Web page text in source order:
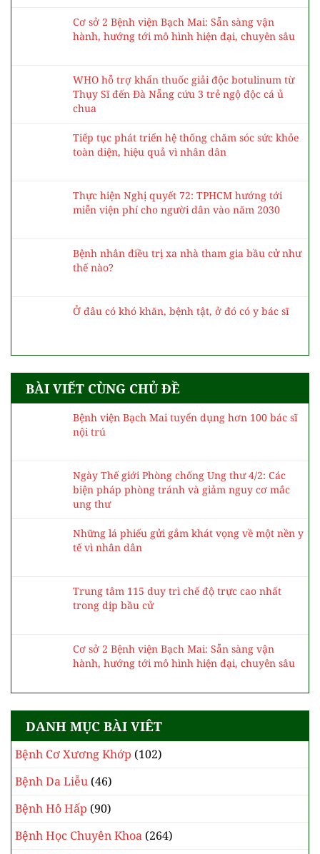
Cơ sở 2 Bệnh viện Bạch Mai: Sẵn sàng vận
hành, hướng tới mô hình hiện đại, chuyên sâu
WHO hỗ trợ khẩn thuốc giải độc botulinum từ
Thụy Sĩ đến Đà Nẵng cứu 3 trẻ ngộ độc cá ủ
chua
Tiếp tục phát triển hệ thống chăm sóc sức khỏe
toàn diện, hiệu quả vì nhân dân
Thực hiện Nghị quyết 72: TPHCM hướng tới
miễn viện phí cho người dân vào năm 2030
Bệnh nhân điều trị xa nhà tham gia bầu cử như
thế nào?
Ở đâu có khó khăn, bệnh tật, ở đó có y bác sĩ
BÀI VIẾT CÙNG CHỦ ĐỀ
Bệnh viện Bạch Mai tuyển dụng hơn 100 bác sĩ
nội trú
Ngày Thế giới Phòng chống Ung thư 4/2: Các
biện pháp phòng tránh và giảm nguy cơ mắc
ung thư
Những lá phiếu gửi gắm khát vọng về một nền y
tế vì nhân dân
Trung tâm 115 duy trì chế độ trực cao nhất
trong dịp bầu cử
Cơ sở 2 Bệnh viện Bạch Mai: Sẵn sàng vận
hành, hướng tới mô hình hiện đại, chuyên sâu
DANH MỤC BÀI VIÊT
Bệnh Cơ Xương Khớp (102)
Bệnh Da Liễu (46)
Bệnh Hô Hấp (90)
Bệnh Học Chuyên Khoa (264)